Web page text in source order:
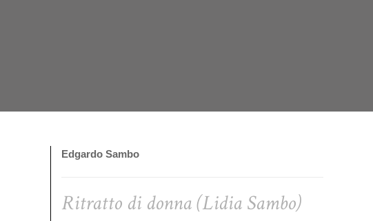
Edgardo Sambo
Ritratto di donna (Lidia Sambo)